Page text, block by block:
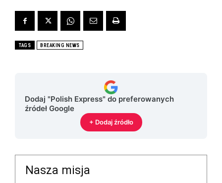
TAGS BREAKING NEWS
Dodaj "Polish Express" do preferowanych
źródeł Google
+ Dodaj źródło
Nasza misja